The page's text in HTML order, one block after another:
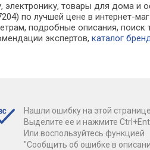
товары для дома и
по лучшей цене в интернет-
подробные описания, поиск
экспертов,каталог
Нашли ошибку на этой
Выделите ее и нажмите
Или воспользуйтесь функцией
"Сообщить об ошибке в